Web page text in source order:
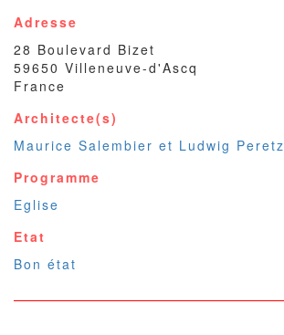
Adresse
28 Boulevard Bizet
59650 Villeneuve-d'Ascq
France
Architecte(s)
Maurice Salembier et Ludwig Peretz
Programme
Eglise
Etat
Bon état